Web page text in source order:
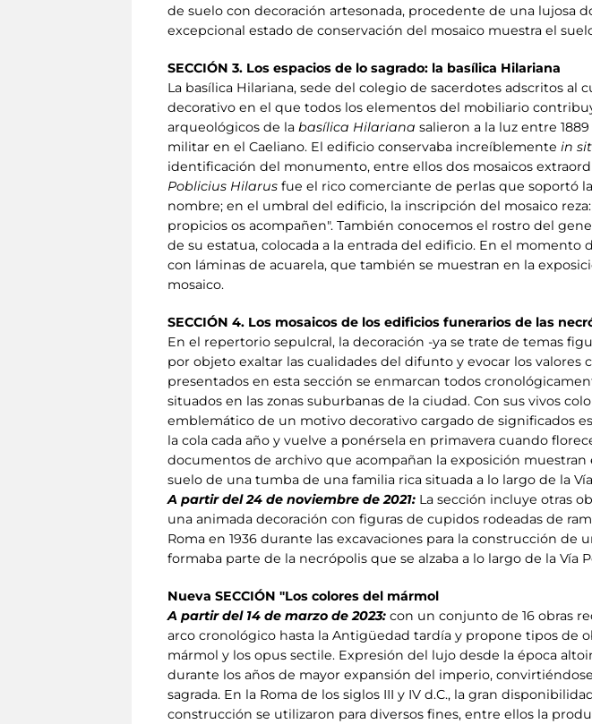
de suelo con decoración artesonada, procedente de una lujosa
excepcional estado de conservación del mosaico muestra el
SECCIÓN 3. Los espacios de lo sagrado: la basílica Hilariana
La basílica Hilariana, sede del colegio de sacerdotes adscritos
decorativo en el que todos los elementos del mobiliario
arqueológicos de la basílica Hilariana salieron a la luz entre
militar en el Caeliano. El edificio conservaba increíblemente in
identificación del monumento, entre ellos dos mosaicos
Poblicius Hilarus fue el rico comerciante de perlas que soportó
nombre; en el umbral del edificio, la inscripción del mosaico
propicios os acompañen". También conocemos el rostro del
de su estatua, colocada a la entrada del edificio. En el
con láminas de acuarela, que también se muestran en la
mosaico.
SECCIÓN 4. Los mosaicos de los edificios funerarios de las
En el repertorio sepulcral, la decoración -ya se trate de temas
por objeto exaltar las cualidades del difunto y evocar los
presentados en esta sección se enmarcan todos
situados en las zonas suburbanas de la ciudad. Con sus vivos
emblemático de un motivo decorativo cargado de significados
la cola cada año y vuelve a ponérsela en primavera cuando
documentos de archivo que acompañan la exposición
suelo de una tumba de una familia rica situada a lo largo de la
A partir del 24 de noviembre de 2021: La sección incluye otras
una animada decoración con figuras de cupidos rodeadas de
Roma en 1936 durante las excavaciones para la construcción
formaba parte de la necrópolis que se alzaba a lo largo de la Vía
Nueva SECCIÓN "Los colores del mármol
A partir del 14 de marzo de 2023: con un conjunto de 16 obras
arco cronológico hasta la Antigüedad tardía y propone tipos de
mármol y los opus sectile. Expresión del lujo desde la época
durante los años de mayor expansión del imperio,
sagrada. En la Roma de los siglos III y IV d.C., la gran
construcción se utilizaron para diversos fines, entre ellos la